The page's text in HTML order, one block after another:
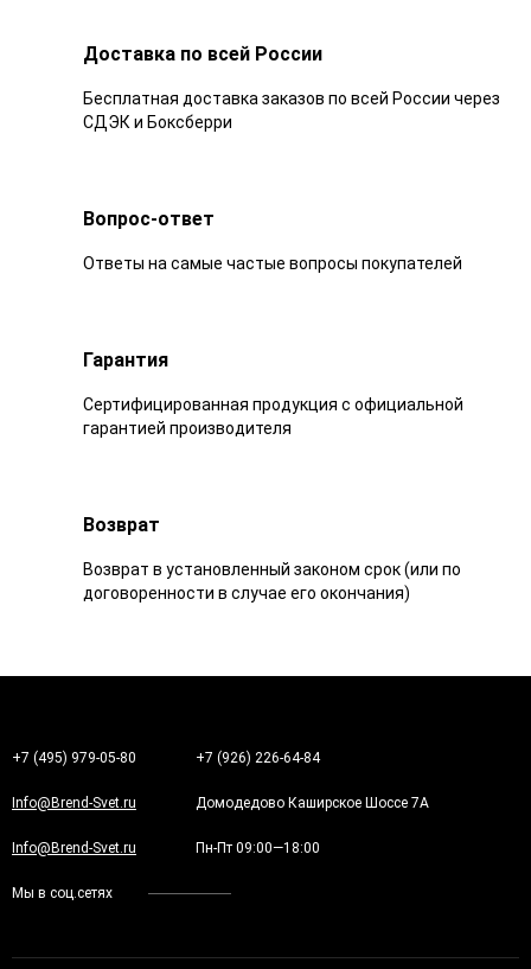
Доставка по всей России
Бесплатная доставка заказов по всей России через
СДЭК и Боксберри
Вопрос-ответ
Ответы на самые частые вопросы покупателей
Гарантия
Сертифицированная продукция с официальной
гарантией производителя
Возврат
Возврат в установленный законом срок (или по
договоренности в случае его окончания)
+7 (495) 979-05-80 +7 (926) 226-64-84
Info@Brend-Svet.ru Домодедово Каширское Шоссе 7А
Info@Brend-Svet.ru Пн-Пт 09:00—18:00
Мы в соц.сетях